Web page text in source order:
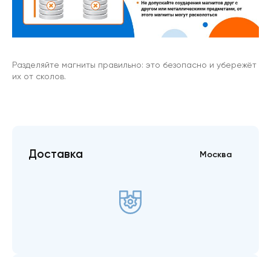
Разделяйте магниты правильно: это безопасно и убережёт
их от сколов.
Доставка Москва